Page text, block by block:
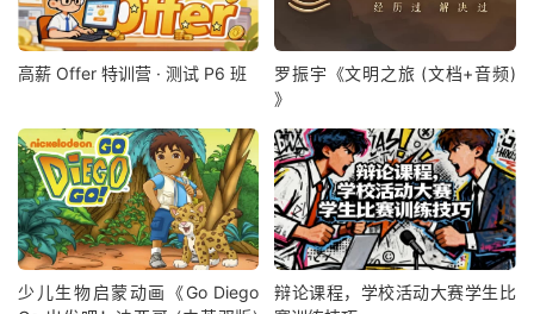
高薪 Offer 特训营 · 测试 P6 班
罗振宇《文明之旅 (文档+音频)
》
少儿生物启蒙动画《Go Diego
辩论课程，学校活动大赛学生比